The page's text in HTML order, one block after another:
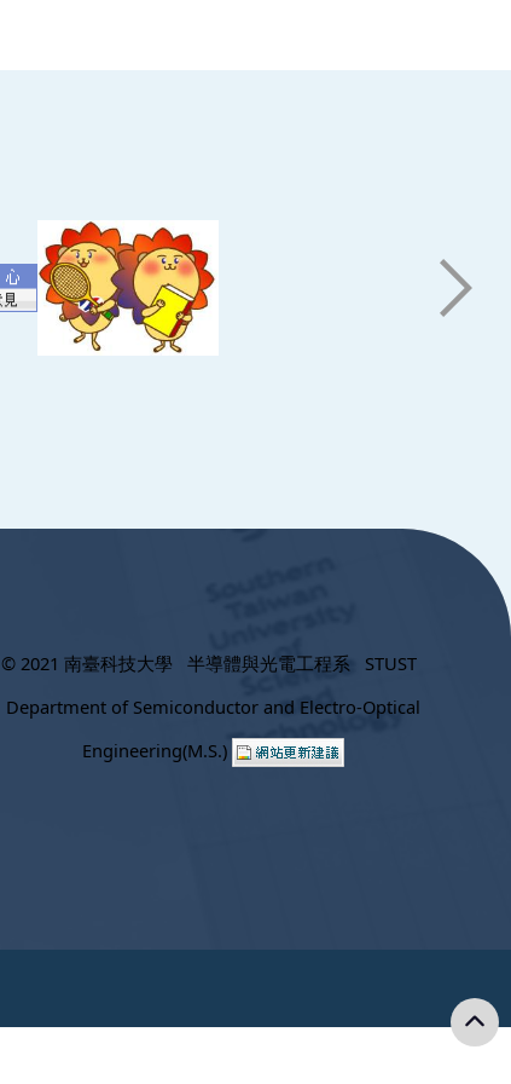
© 2021 南臺科技大學 半導體與光電工程系 STUST
Department of Semiconductor and Electro-Optical
Engineering(M.S.)